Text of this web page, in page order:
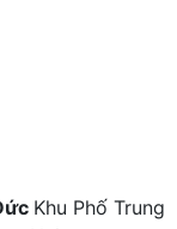
Khu Phố Trung